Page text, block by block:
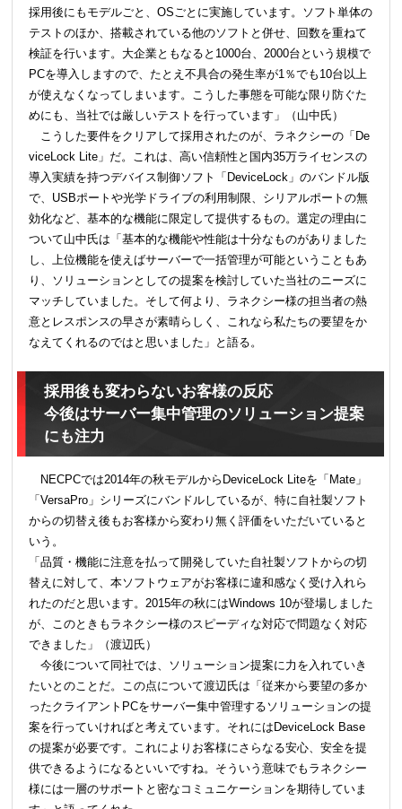
採用後にもモデルごと、OSごとに実施しています。ソフト単体の
テストのほか、搭載されている他のソフトと併せ、回数を重ねて
検証を行います。大企業ともなると1000台、2000台という規模で
PCを導入しますので、たとえ不具合の発生率が1％でも10台以上
が使えなくなってしまいます。こうした事態を可能な限り防ぐた
めにも、当社では厳しいテストを行っています」（山中氏）
こうした要件をクリアして採用されたのが、ラネクシーの「De
viceLock Lite」だ。これは、高い信頼性と国内35万ライセンスの
導入実績を持つデバイス制御ソフト「DeviceLock」のバンドル版
で、USBポートや光学ドライブの利用制限、シリアルポートの無
効化など、基本的な機能に限定して提供するもの。選定の理由に
ついて山中氏は「基本的な機能や性能は十分なものがありました
し、上位機能を使えばサーバーで一括管理が可能ということもあ
り、ソリューションとしての提案を検討していた当社のニーズに
マッチしていました。そして何より、ラネクシー様の担当者の熱
意とレスポンスの早さが素晴らしく、これなら私たちの要望をか
なえてくれるのではと思いました」と語る。
採用後も変わらないお客様の反応
今後はサーバー集中管理のソリューション提案
にも注力
NECPCでは2014年の秋モデルからDeviceLock Liteを「Mate」
「VersaPro」シリーズにバンドルしているが、特に自社製ソフト
からの切替え後もお客様から変わり無く評価をいただいていると
いう。
「品質・機能に注意を払って開発していた自社製ソフトからの切
替えに対して、本ソフトウェアがお客様に違和感なく受け入れら
れたのだと思います。2015年の秋にはWindows 10が登場しました
が、このときもラネクシー様のスピーディな対応で問題なく対応
できました」（渡辺氏）
今後について同社では、ソリューション提案に力を入れていき
たいとのことだ。この点について渡辺氏は「従来から要望の多か
ったクライアントPCをサーバー集中管理するソリューションの提
案を行っていければと考えています。それにはDeviceLock Base
の提案が必要です。これによりお客様にさらなる安心、安全を提
供できるようになるといいですね。そういう意味でもラネクシー
様には一層のサポートと密なコミュニケーションを期待していま